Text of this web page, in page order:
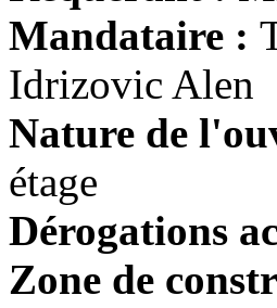
Mandataire :
Idrizovic Alen
Nature de
étage
Dérogations
Zone de